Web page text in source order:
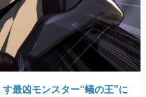
最凶モンスター“蟻の王”に